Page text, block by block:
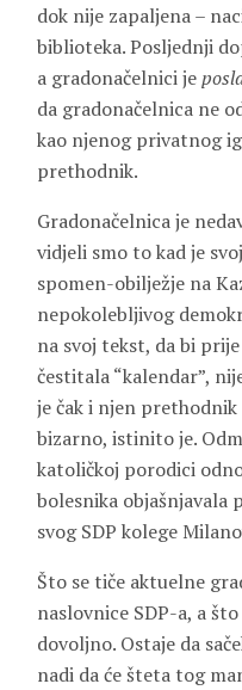
dok nije zapaljena –
biblioteka. Posljednji
a gradonačelnici je
da gradonačelnica ne
kao njenog privatnog
prethodnik.
Gradonačelnica je
vidjeli smo to kad je
spomen-obilježje na
nepokolebljivog
na svoj tekst, da bi
čestitala “kalendar”,
je čak i njen
bizarno, istinito je.
katoličkoj porodici
bolesnika
svog SDP kolege
Što se tiče aktuelne
naslovnice SDP-a, a
dovoljno. Ostaje da
nadi da će šteta tog